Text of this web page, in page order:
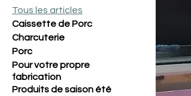
Tous les articles
Caissette de Porc
Charcuterie
Porc
Pour votre propre
fabrication
Produits de saison été